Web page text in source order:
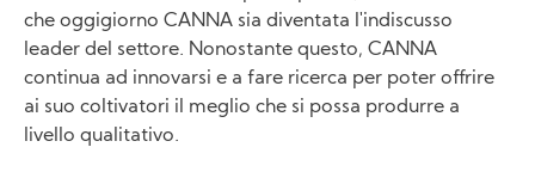
che oggigiorno CANNA sia diventata l'indiscusso
leader del settore. Nonostante questo, CANNA
continua ad innovarsi e a fare ricerca per poter offrire
ai suo coltivatori il meglio che si possa produrre a
livello qualitativo.